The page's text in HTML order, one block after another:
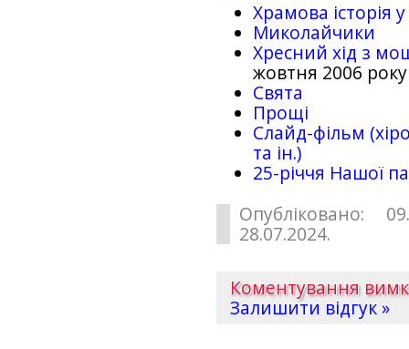
Храмова історія
Миколайчики
Хресний хід з
жовтня 2006 року
Свята
Прощі
Слайд-фільм
та ін.)
25-рiччя Нашої
Опубліковано:
28.07.2024.
Коментування
Залишити відгук »